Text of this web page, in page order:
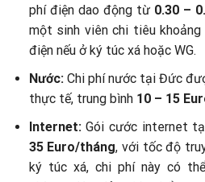
phí điện dao động từ 0.30 –
một sinh viên chi tiêu khoảng
điện nếu ở ký túc xá hoặc WG.
Nước:Chi phí nước tại Đức
thực tế, trung bình 10 – 15
Internet:Gói cước internet
35 Euro/tháng, với tốc độ
ký túc xá, chi phí này có